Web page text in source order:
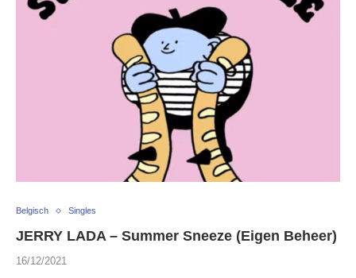
Belgisch Singles
JERRY LADA – Summer Sneeze (Eigen Beheer)
16/12/2021